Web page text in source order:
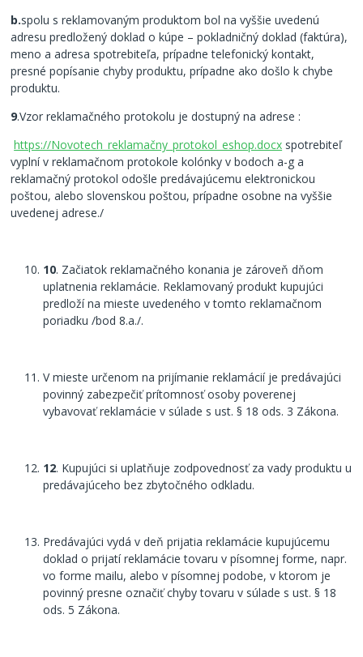
b.spolu s reklamovaným produktom bol na vyššie uvedenú
adresu predložený doklad o kúpe – pokladničný doklad (faktúra),
meno a adresa spotrebiteľa, prípadne telefonický kontakt,
presné popísanie chyby produktu, prípadne ako došlo k chybe
produktu.
9.Vzor reklamačného protokolu je dostupný na adrese :
https://Novotech_reklamačny_protokol_eshop.docx spotrebiteľ
vyplní v reklamačnom protokole kolónky v bodoch a-g a
reklamačný protokol odošle predávajúcemu elektronickou
poštou, alebo slovenskou poštou, prípadne osobne na vyššie
uvedenej adrese./
10. Začiatok reklamačného konania je zároveň dňom
uplatnenia reklamácie. Reklamovaný produkt kupujúci
predloží na mieste uvedeného v tomto reklamačnom
poriadku /bod 8.a./.
V mieste určenom na prijímanie reklamácií je predávajúci
povinný zabezpečiť prítomnosť osoby poverenej
vybavovať reklamácie v súlade s ust. § 18 ods. 3 Zákona.
12. Kupujúci si uplatňuje zodpovednosť za vady produktu u
predávajúceho bez zbytočného odkladu.
Predávajúci vydá v deň prijatia reklamácie kupujúcemu
doklad o prijatí reklamácie tovaru v písomnej forme, napr.
vo forme mailu, alebo v písomnej podobe, v ktorom je
povinný presne označiť chyby tovaru v súlade s ust. § 18
ods. 5 Zákona.